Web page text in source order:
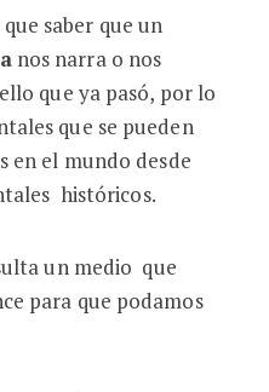
saber que un
nos narra o nos
que ya pasó, por lo
que se pueden
en el mundo desde
históricos.
un medio que
para que podamos